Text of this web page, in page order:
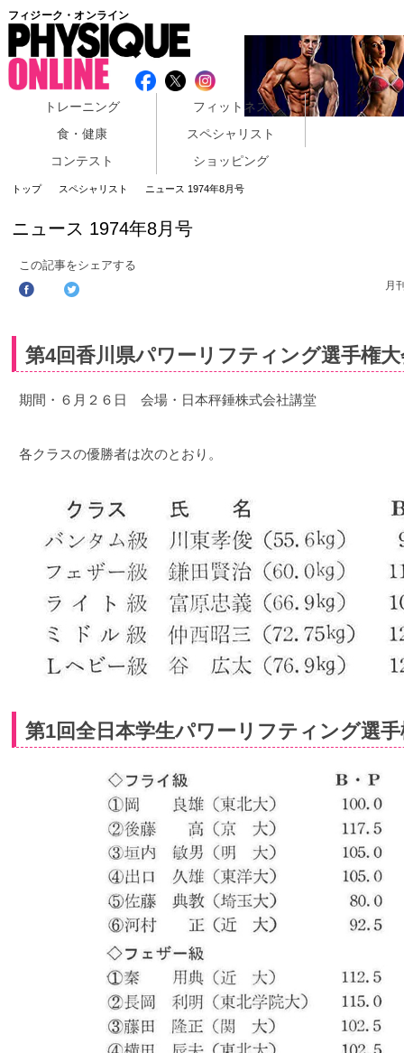
フィジーク・オンライン
トレーニング
フィットネス
食・健康
スペシャリスト
コンテスト
ショッピング
トップ スペシャリスト ニュース 1974年8月号
ニュース 1974年8月号
この記事をシェアする
月
第4回香川県パワーリフティング選手権
期間・６月２６日 会場・日本秤錘株式会社講堂
各クラスの優勝者は次のとおり。
第1回全日本学生パワーリフティング選